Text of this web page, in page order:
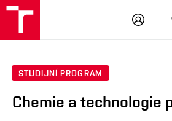
STUDIJNÍ PROGRAM
Chemie a technologie